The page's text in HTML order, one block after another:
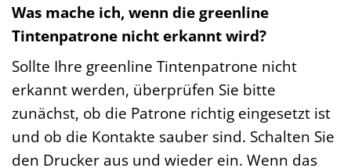
Was mache ich, wenn die greenline
Tintenpatrone nicht erkannt wird?
Sollte Ihre greenline Tintenpatrone nicht
erkannt werden, überprüfen Sie bitte
zunächst, ob die Patrone richtig eingesetzt ist
und ob die Kontakte sauber sind. Schalten Sie
den Drucker aus und wieder ein. Wenn das